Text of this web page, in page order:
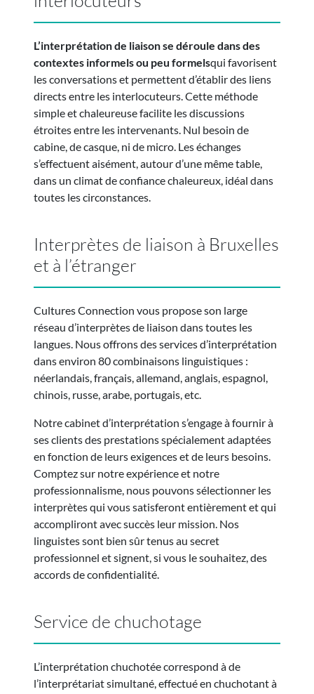
L’interprétation de liaison se déroule dans des
contextes informels ou peu formelsqui favorisent
les conversations et permettent d’établir des liens
directs entre les interlocuteurs. Cette méthode
simple et chaleureuse facilite les discussions
étroites entre les intervenants. Nul besoin de
cabine, de casque, ni de micro. Les échanges
s’effectuent aisément, autour d’une même table,
dans un climat de confiance chaleureux, idéal dans
toutes les circonstances.
Interprètes de liaison à Bruxelles
et à l’étranger
Cultures Connection vous propose son large
réseau d’interprètes de liaison dans toutes les
langues. Nous offrons desservices d’interprétation
dans environ 80 combinaisons linguistiques :
néerlandais, français, allemand, anglais, espagnol,
chinois, russe, arabe, portugais, etc.
Notrecabinet d’interprétation s’engage à fournir à
ses clients des prestations spécialement adaptées
en fonction de leurs exigences et de leurs besoins.
Comptez sur notre expérience et notre
professionnalisme, nous pouvons sélectionner les
interprètes qui vous satisferont entièrement et qui
accompliront avec succès leur mission. Nos
linguistes sont bien sûr tenus au secret
professionnel et signent, si vous le souhaitez, des
accords de confidentialité.
Service de chuchotage
L’interprétation chuchotée correspond à de
l’interprétariat simultané, effectué en chuchotant à